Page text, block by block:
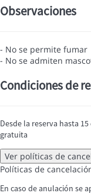
Observaciones
- No se permite fumar
- No se admiten
Condiciones de
Desde la reserva hasta
gratuita
Ver políticas de
Políticas de
En caso de anulación se